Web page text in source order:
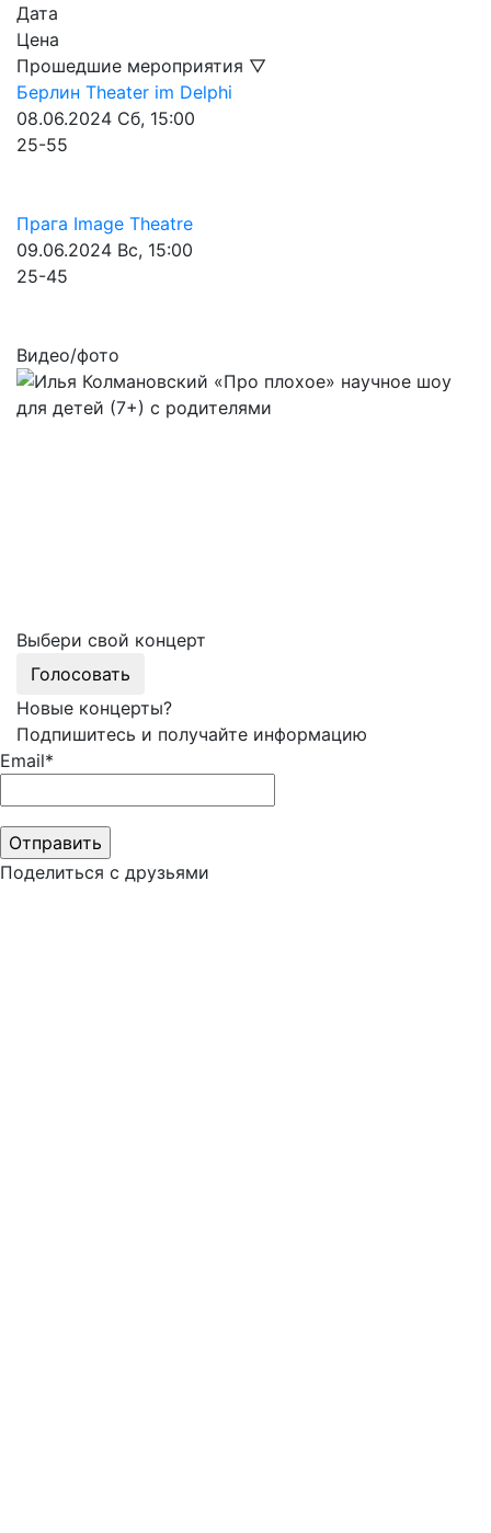
Дата
Цена
Прошедшие мероприятия ▽
Берлин Theater im Delphi
08.06.2024 Сб, 15:00
25-55
Прага Image Theatre
09.06.2024 Вс, 15:00
25-45
Видео/фото
Выбери свой концерт
Голосовать
Новые концерты?
Подпишитесь и получайте информацию
Email*
Поделиться с друзьями